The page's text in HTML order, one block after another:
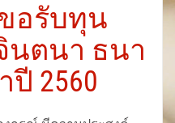
อรับทุน
ตนา ธนา
2560